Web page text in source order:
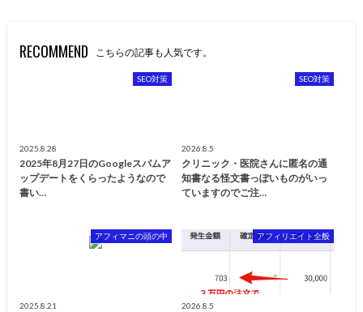
RECOMMEND こちらの記事も人気です。
SEO対策
2025.8.28
2025年8月27日のGoogleスパムア
ップデートをくらったようなので
書い…
SEO対策
2026.8.5
クリニック・医院さんに匿名の通
知書なる怪文書っぽいものがいっ
ていますのでご注…
アフィマニの頭の中
2025.8.21
アフィリエイト全般
2026.8.5